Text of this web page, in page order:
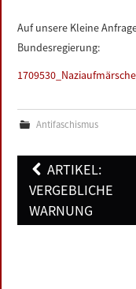
Auf unsere Kleine
Bundesregierung:
Antifaschismus
Post
navigation
ARTIKEL:
VERGEBLICHE
WARNUNG